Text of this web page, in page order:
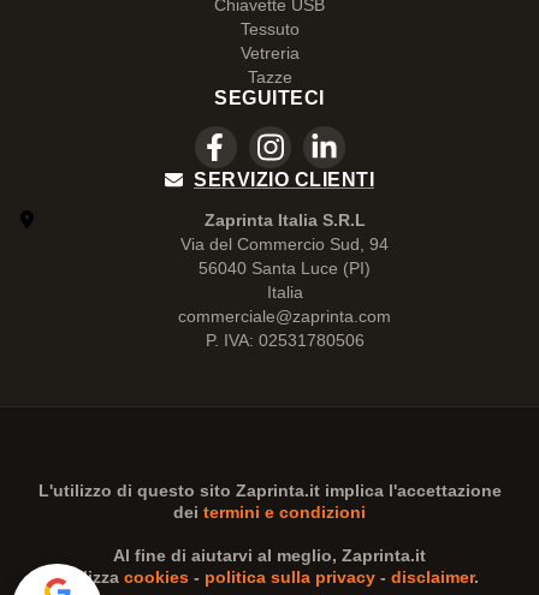
Chiavette USB
Tessuto
Vetreria
Tazze
SEGUITECI
SERVIZIO CLIENTI
Zaprinta Italia S.R.L
Via del Commercio Sud, 94
56040 Santa Luce (PI)
Italia
commerciale@zaprinta.com
P. IVA: 02531780506
L'utilizzo di questo sito Zaprinta.itimplica l'accettazione
dei termini e condizioni
Al fine di aiutarvi al meglio, Zaprinta.it
utilizza cookies- politica sulla privacy- disclaimer.